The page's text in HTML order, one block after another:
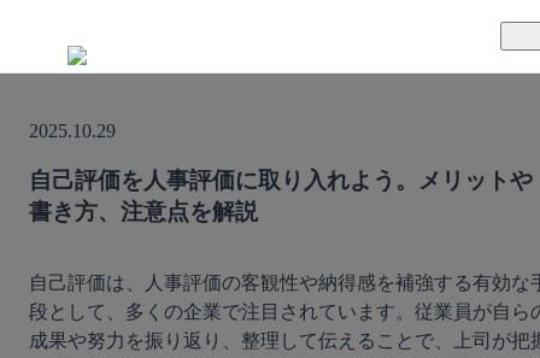
TUNAGの特徴
サポート体制
セキュリティ体制
料金案内
導入事例
活用方法
運営会社
2025.10.29
自己評価を人事評価に取り入れよう。メリットや
書き方、注意点を解説
自己評価は、人事評価の客観性や納得感を補強する有効な
段として、多くの企業で注目されています。従業員が自ら
成果や努力を振り返り、整理して伝えることで、上司が把